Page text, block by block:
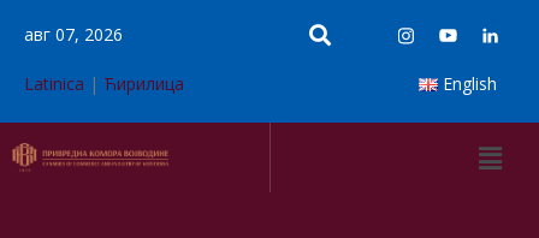
авг 07, 2026
Latinica | Ћирилица English